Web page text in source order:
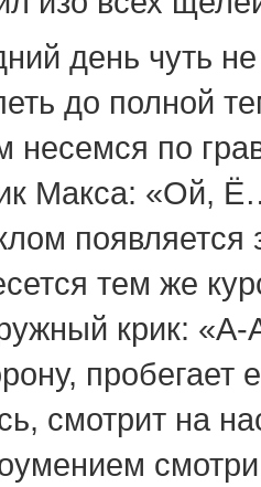
день чуть
до полной
несемся по
Макса: «Ой,
тем же
крик: «А-
смотрит на